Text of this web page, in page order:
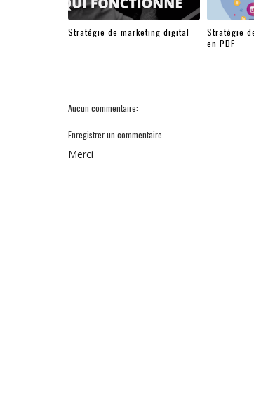
Stratégie de marketing digital
Stratégie
en PDF
Aucun commentaire:
Enregistrer un commentaire
Merci